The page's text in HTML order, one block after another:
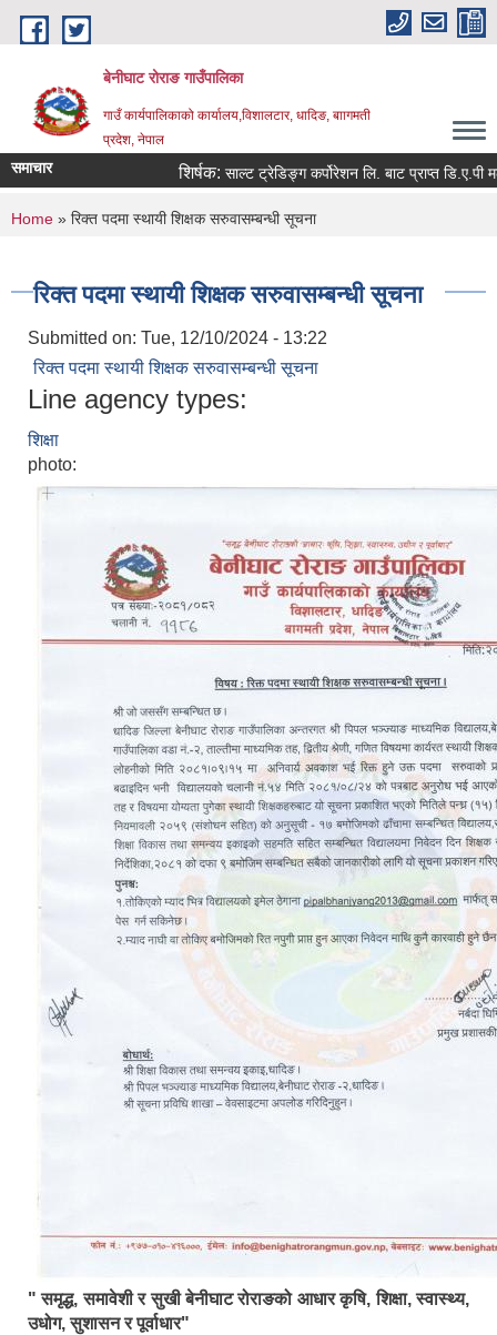
Skip to main content
बेनीघाट रोराङ गाउँपालिका
गाउँ कार्यपालिकाको कार्यालय,विशालटार, धादिङ, बाागमती
प्रदेश, नेपाल
समाचार शिर्षक:साल्ट ट्रेडिङ्ग कर्पोरेशन लि. बाट प्राप्त डि.ए.पी मलको
You are here
Home » रिक्त पदमा स्थायी शिक्षक सरुवासम्बन्धी सूचना
रिक्त पदमा स्थायी शिक्षक सरुवासम्बन्धी सूचना
Submitted on: Tue, 12/10/2024 - 13:22
रिक्त पदमा स्थायी शिक्षक सरुवासम्बन्धी सूचना
Line agency types:
शिक्षा
photo:
" समृद्ध, समावेशी र सुखी बेनीघाट रोराङको आधार कृषि, शिक्षा, स्वास्थ्य,
उधोग, सुशासन र पूर्वाधार"